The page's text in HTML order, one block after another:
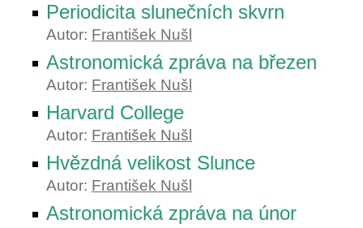
Periodicita slunečních skvrn
Autor: František Nušl
Astronomická zpráva na březen
Autor: František Nušl
Harvard College
Autor: František Nušl
Hvězdná velikost Slunce
Autor: František Nušl
Astronomická zpráva na únor